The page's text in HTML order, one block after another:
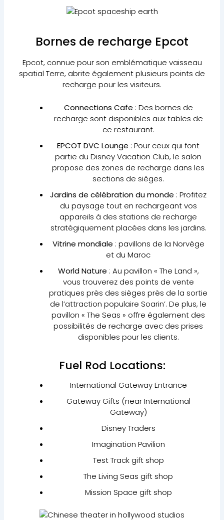
Bornes de recharge Epcot
Epcot, connue pour son emblématique vaisseau
spatial Terre, abrite également plusieurs points de
recharge pour les visiteurs.
Connections Cafe : Des bornes de
recharge sont disponibles aux tables de
ce restaurant.
EPCOT DVC Lounge : Pour ceux qui font
partie du Disney Vacation Club, le salon
propose des zones de recharge dans les
sections de sièges.
Jardins de célébration du monde : Profitez
du paysage tout en rechargeant vos
appareils à des stations de recharge
stratégiquement placées dans les jardins.
Vitrine mondiale : pavillons de la Norvège
et du Maroc
World Nature : Au pavillon « The Land »,
vous trouverez des points de vente
pratiques près des sièges près de la sortie
de l’attraction populaire Soarin’. De plus, le
pavillon « The Seas » offre également des
possibilités de recharge avec des prises
disponibles pour les clients.
Fuel Rod Locations:
International Gateway Entrance
Gateway Gifts (near International
Gateway)
Disney Traders
Imagination Pavilion
Test Track gift shop
The Living Seas gift shop
Mission Space gift shop